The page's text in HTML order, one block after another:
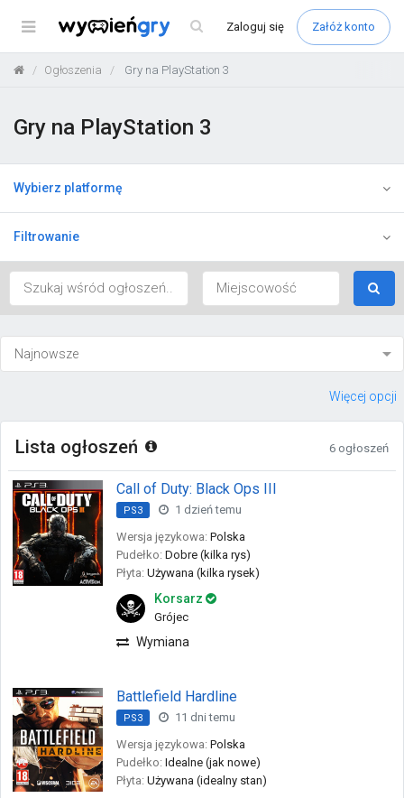
Menu Zaloguj się Załóż konto
Ogłoszenia Gry na PlayStation 3
Gry na PlayStation 3
Wybierz platformę
Filtrowanie
Więcej opcji
Lista ogłoszeń 6 ogłoszeń
Call of Duty: Black Ops III
PS3
1 dzień temu
Wersja językowa: Polska
Pudełko: Dobre (kilka rys)
Płyta: Używana (kilka rysek)
Korsarz
Grójec
Wymiana
Battlefield Hardline
PS3
11 dni temu
Wersja językowa: Polska
Pudełko: Idealne (jak nowe)
Płyta: Używana (idealny stan)